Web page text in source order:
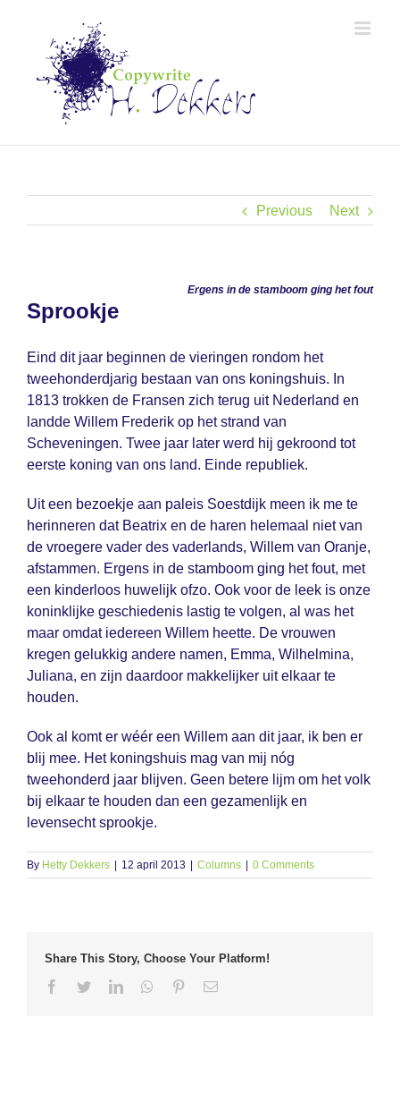
Previous Next
Ergens in de stamboom ging het fout
Sprookje
Eind dit jaar beginnen de vieringen rondom het
tweehonderdjarig bestaan van ons koningshuis. In
1813 trokken de Fransen zich terug uit Nederland en
landde Willem Frederik op het strand van
Scheveningen. Twee jaar later werd hij gekroond tot
eerste koning van ons land. Einde republiek.
Uit een bezoekje aan paleis Soestdijk meen ik me te
herinneren dat Beatrix en de haren helemaal niet van
de vroegere vader des vaderlands, Willem van Oranje,
afstammen. Ergens in de stamboom ging het fout, met
een kinderloos huwelijk ofzo. Ook voor de leek is onze
koninklijke geschiedenis lastig te volgen, al was het
maar omdat iedereen Willem heette. De vrouwen
kregen gelukkig andere namen, Emma, Wilhelmina,
Juliana, en zijn daardoor makkelijker uit elkaar te
houden.
Ook al komt er wéér een Willem aan dit jaar, ik ben er
blij mee. Het koningshuis mag van mij nóg
tweehonderd jaar blijven. Geen betere lijm om het volk
bij elkaar te houden dan een gezamenlijk en
levensecht sprookje.
By Hetty Dekkers 12 april 2013 Columns 0 Comments
Share This Story, Choose Your Platform!
Facebook
TwitterLinkedInWhatsappPinterestEmail